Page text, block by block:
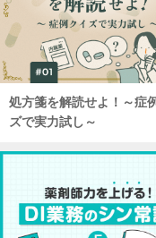
処方箋を解読せよ！～症
ズで実力試し～